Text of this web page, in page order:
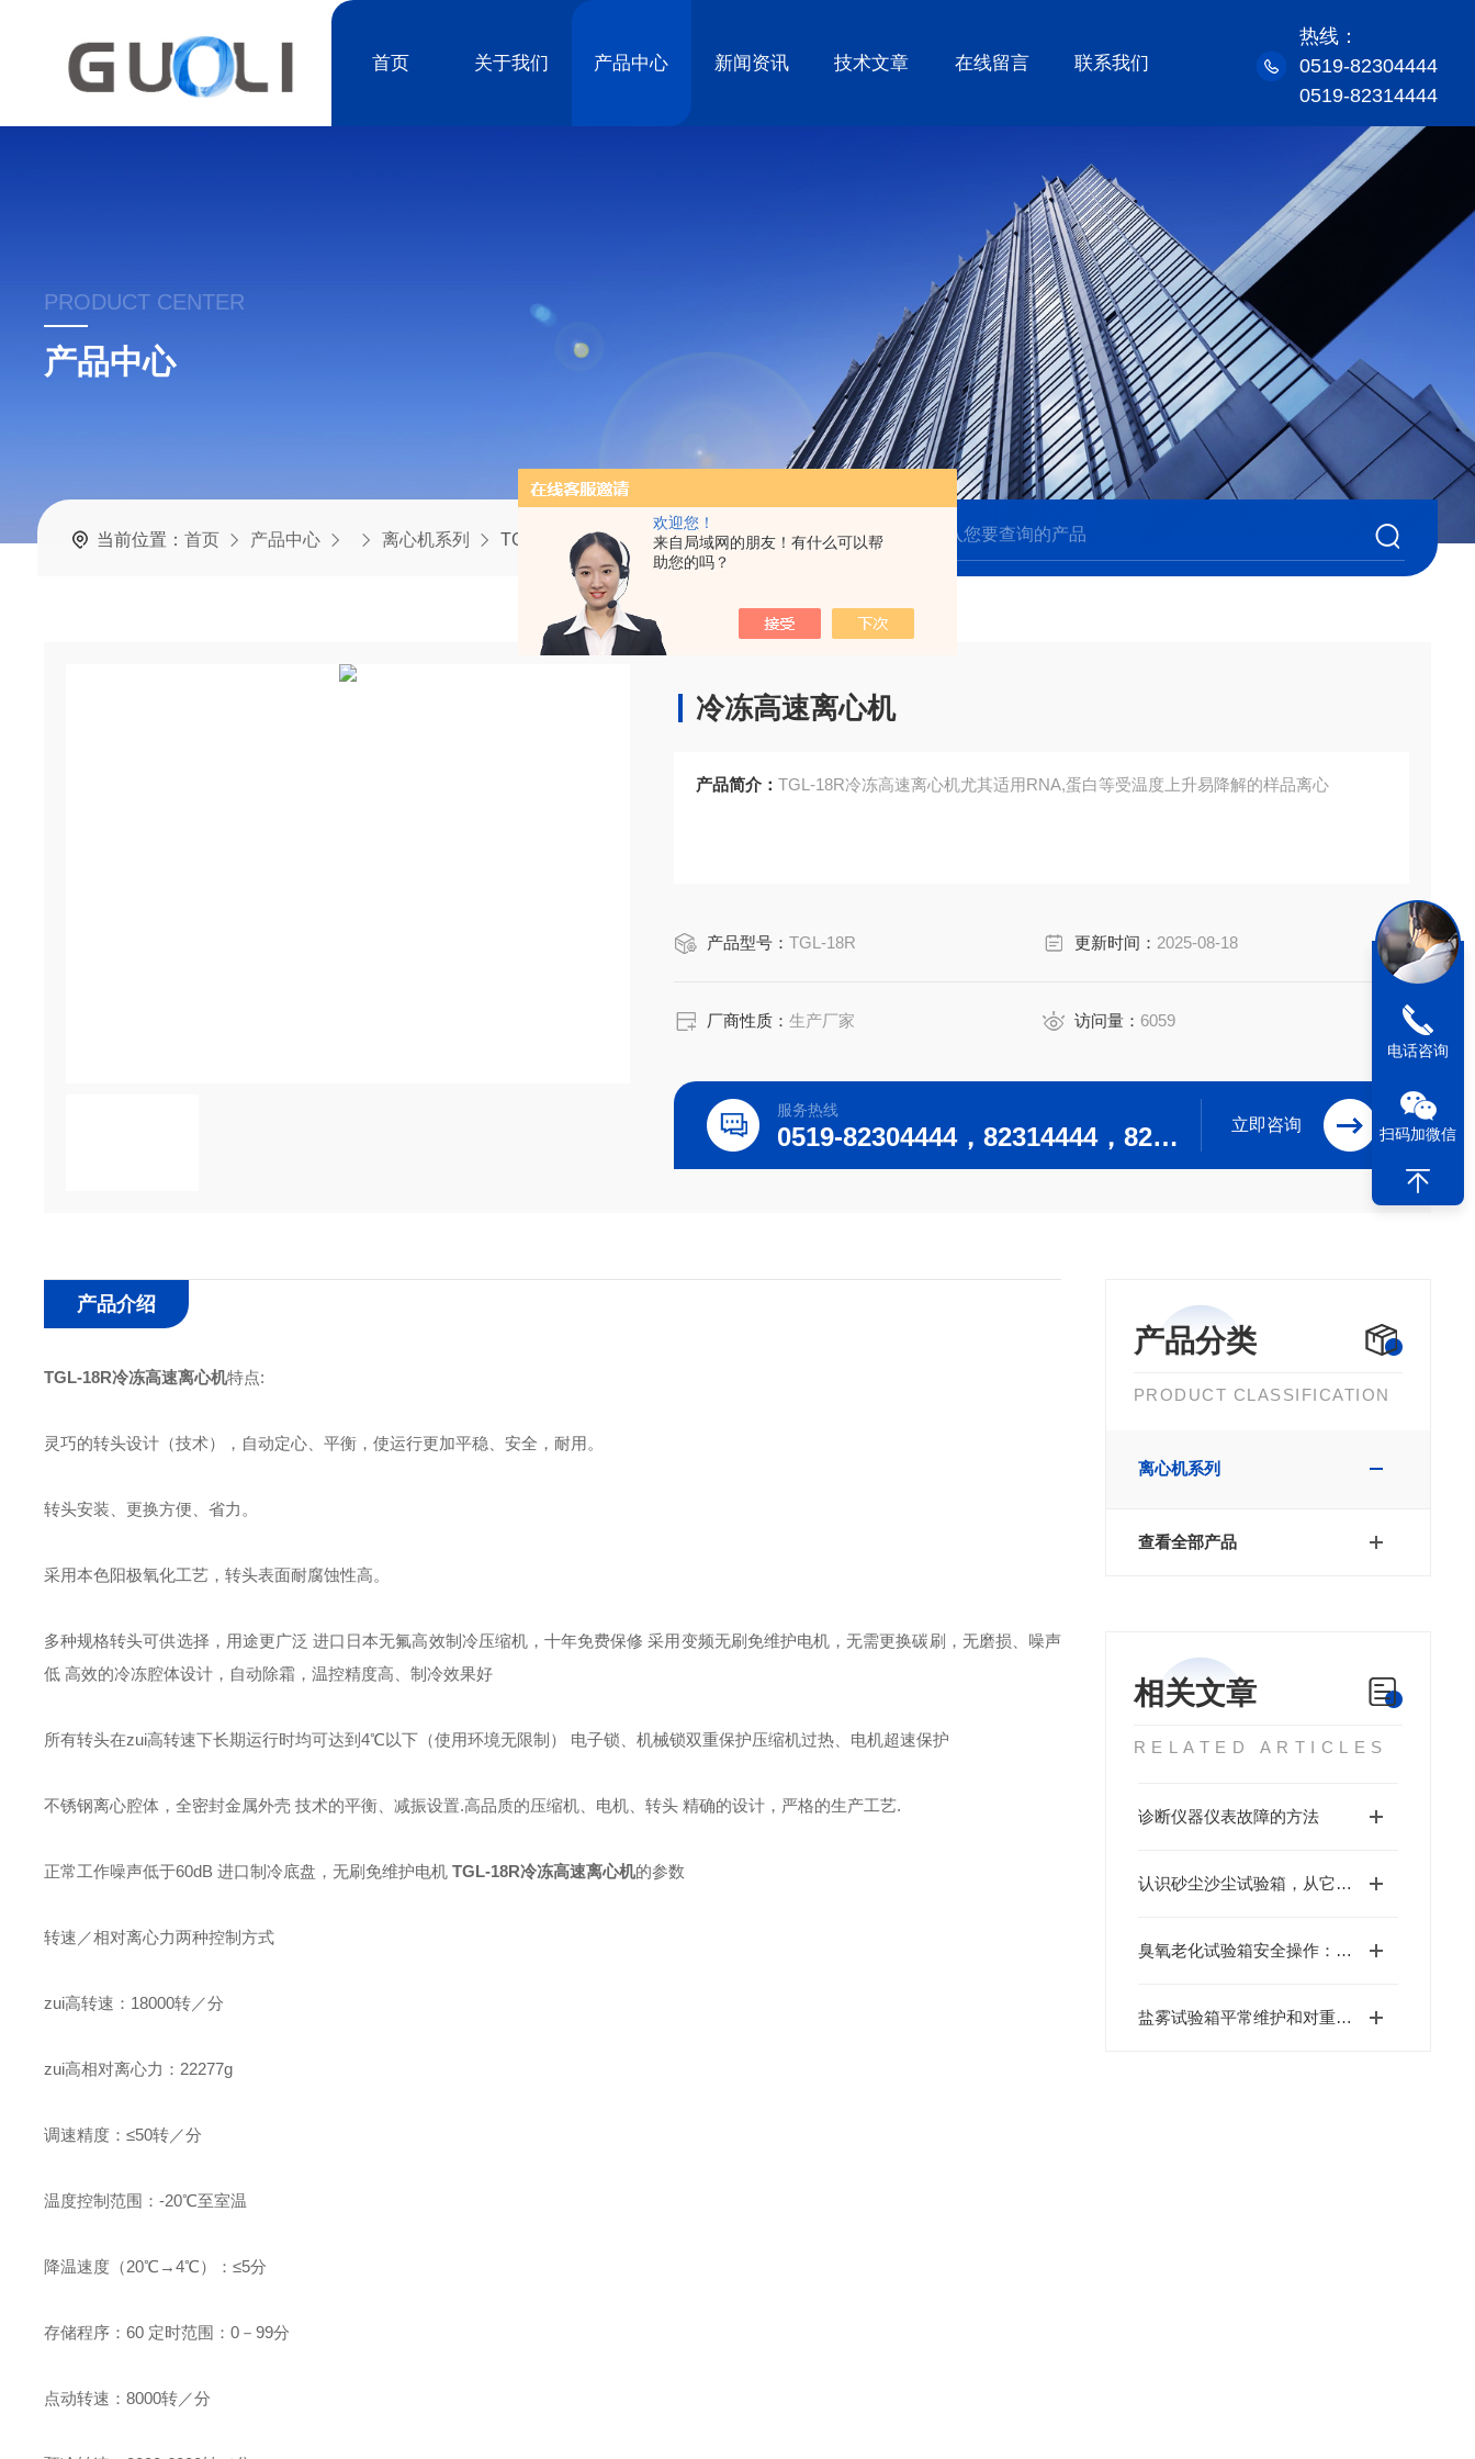
欢迎您！
来自局域网的朋友！有什么可以帮
助您的吗？
首页 关于我们 产品中心 新闻资讯 技术文章 在线留言 联系我们
热线：
0519-82304444
0519-82314444
PRODUCT CENTER
产品中心
当前位置： 首页 产品中心 离心机系列 TGL-18R冷冻高速离心机
冷冻高速离心机
产品简介：TGL-18R冷冻高速离心机尤其适用RNA,蛋白等受温度上升易降解的样品离心
产品型号：TGL-18R 更新时间： 2025-08-18
厂商性质：生产厂家 访问量： 6059
服务热线
0519-82304444，82314444，82302244，82312244 立即咨询
产品分类
PRODUCT CLASSIFICATION
离心机系列
查看全部产品
相关文章
RELATED ARTICLES
诊断仪器仪表故障的方法
认识砂尘沙尘试验箱，从它的结构及使用要点开始
臭氧老化试验箱安全操作：尾气处理与泄漏防护
盐雾试验箱平常维护和对重要技能目标的简易测试
产品介绍
TGL-18R冷冻高速离心机特点:
灵巧的转头设计（技术），自动定心、平衡，使运行更加平稳、安全，耐用。
转头安装、更换方便、省力。
采用本色阳极氧化工艺，转头表面耐腐蚀性高。
多种规格转头可供选择，用途更广泛 进口日本无氟高效制冷压缩机，十年免费保修 采用变频无刷免维护电机，无需更换碳刷，无磨损、噪声
低 高效的冷冻腔体设计，自动除霜，温控精度高、制冷效果好
所有转头在zui高转速下长期运行时均可达到4℃以下（使用环境无限制） 电子锁、机械锁双重保护压缩机过热、电机超速保护
不锈钢离心腔体，全密封金属外壳 技术的平衡、减振设置.高品质的压缩机、电机、转头 精确的设计，严格的生产工艺.
正常工作噪声低于60dB 进口制冷底盘，无刷免维护电机 TGL-18R冷冻高速离心机的参数
转速／相对离心力两种控制方式
zui高转速：18000转／分
zui高相对离心力：22277g
调速精度：≤50转／分
温度控制范围：-20℃至室温
降温速度（20℃→4℃）：≤5分
存储程序：60 定时范围：0－99分
点动转速：8000转／分
电话咨询
扫码加微信